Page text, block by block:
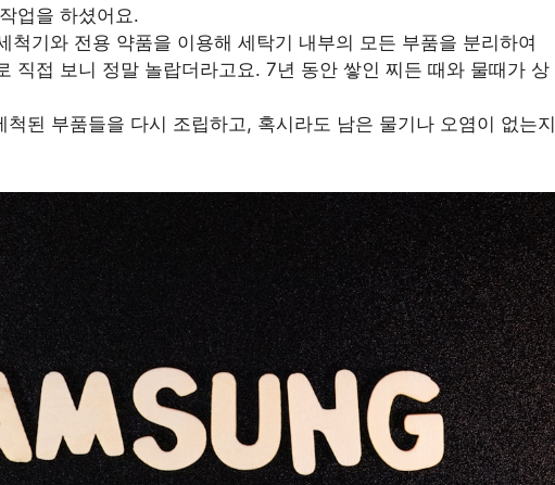
업을 하셨어요.
척기와 전용 약품을 이용해 세탁기 내부의 모든 부품을 분리하여
직접 보니 정말 놀랍더라고요. 7년 동안 쌓인 찌든 때와 물때가 상
된 부품들을 다시 조립하고, 혹시라도 남은 물기나 오염이 없는지